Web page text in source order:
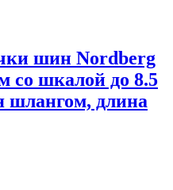
шин Nordberg
со шкалой до 8.5
шлангом, длина